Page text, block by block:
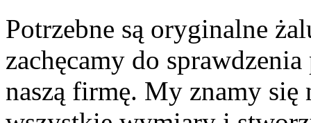
Potrzebne są oryginalne
zachęcamy do
naszą firmę. My znamy się